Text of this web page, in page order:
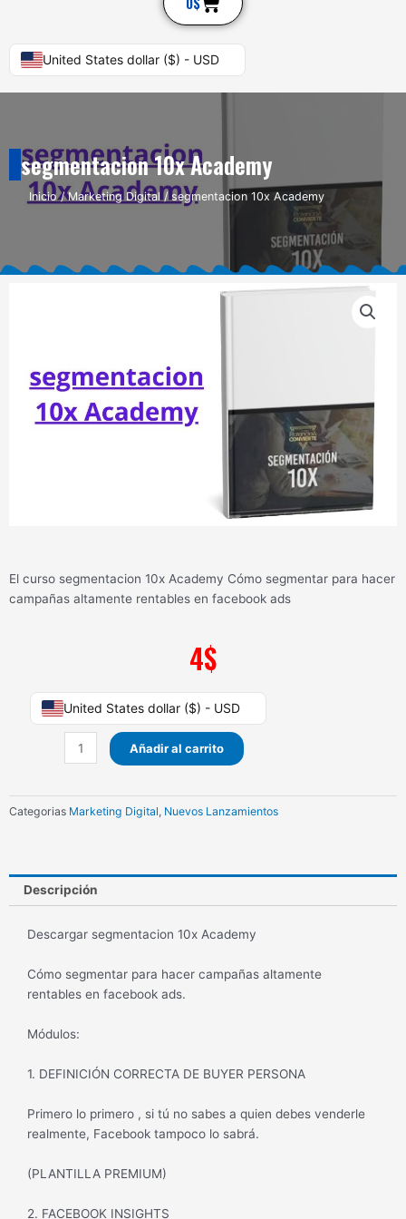
United States dollar ($) - USD
segmentacion 10x Academy
Inicio/Marketing Digital/ segmentacion 10x Academy
El curso segmentacion 10x Academy Cómo segmentar para hacer
campañas altamente rentables en facebook ads
4$
United States dollar ($) - USD
segmentacion
10x
Academy
cantidad
Añadir al carrito
Categorias Marketing Digital, Nuevos Lanzamientos
Descripción
Descargar segmentacion 10x Academy
Cómo segmentar para hacer campañas altamente
rentables en facebook ads.
Módulos:
1. DEFINICIÓN CORRECTA DE BUYER PERSONA
Primero lo primero , si tú no sabes a quien debes venderle
realmente, Facebook tampoco lo sabrá.
(PLANTILLA PREMIUM)
2. FACEBOOK INSIGHTS